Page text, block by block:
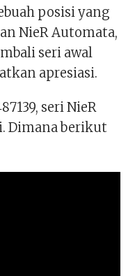
posisi yang
NieR Automata,
seri awal
apresiasi.
seri NieR
Dimana berikut